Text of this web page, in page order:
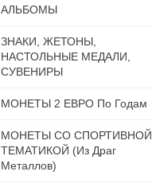
АЛЬБОМЫ
ЗНАКИ, ЖЕТОНЫ,
НАСТОЛЬНЫЕ МЕДАЛИ,
СУВЕНИРЫ
МОНЕТЫ 2 ЕВРО По Годам
МОНЕТЫ СО СПОРТИВНОЙ
ТЕМАТИКОЙ (из Драг
Металлов)